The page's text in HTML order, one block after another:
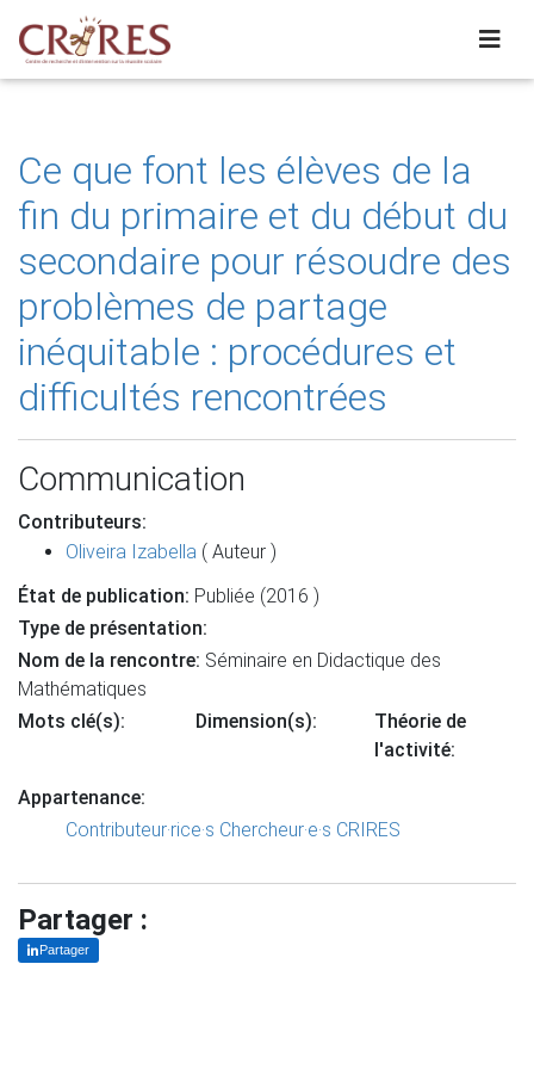
Ce que font les élèves de la
fin du primaire et du début du
secondaire pour résoudre des
problèmes de partage
inéquitable : procédures et
difficultés rencontrées
Communication
Contributeurs:
Oliveira Izabella ( Auteur )
État de publication: Publiée (2016 )
Type de présentation:
Nom de la rencontre: Séminaire en Didactique des
Mathématiques
Mots clé(s):
Dimension(s):
Théorie de
l'activité:
Appartenance:
Contributeur·rice·s Chercheur·e·s CRIRES
Partager :
Partager